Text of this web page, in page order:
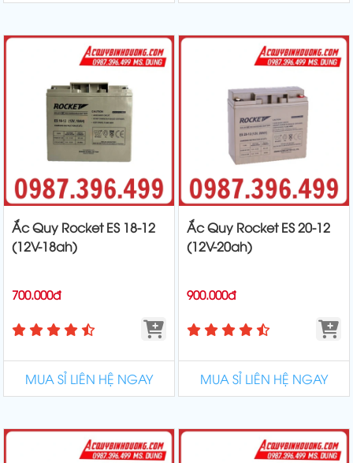
Ắc Quy Rocket ES 18-12
(12V-18ah)
700.000đ
MUA SỈ LIÊN HỆ NGAY
Ắc Quy Rocket ES 20-12
(12V-20ah)
900.000đ
MUA SỈ LIÊN HỆ NGAY